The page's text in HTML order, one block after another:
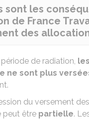
sont les
de France
des
de radiation,
ne sont plus
du versement
peut être partielle.